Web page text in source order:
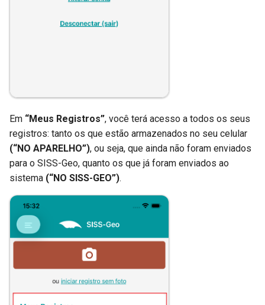
Em “Meus Registros”, você terá acesso a todos os seus
registros: tanto os que estão armazenados no seu celular
(“NO APARELHO”), ou seja, que ainda não foram enviados
para o SISS-Geo, quanto os que já foram enviados ao
sistema (“NO SISS-GEO”).